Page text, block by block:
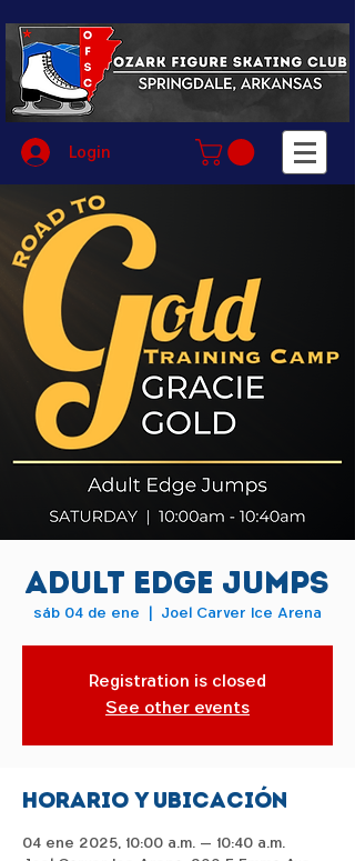
Login
Adult Edge Jumps
sáb 04 de ene
  |
Joel Carver Ice Arena
Registration is closed
See other events
Horario y ubicación
04 ene 2025, 10:00 a.m. – 10:40 a.m.